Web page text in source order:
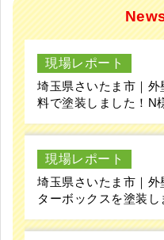
現場レポート
埼玉県さいたま市｜
料で塗装しました！N
現場レポート
埼玉県さいたま市｜
ターボックスを塗装